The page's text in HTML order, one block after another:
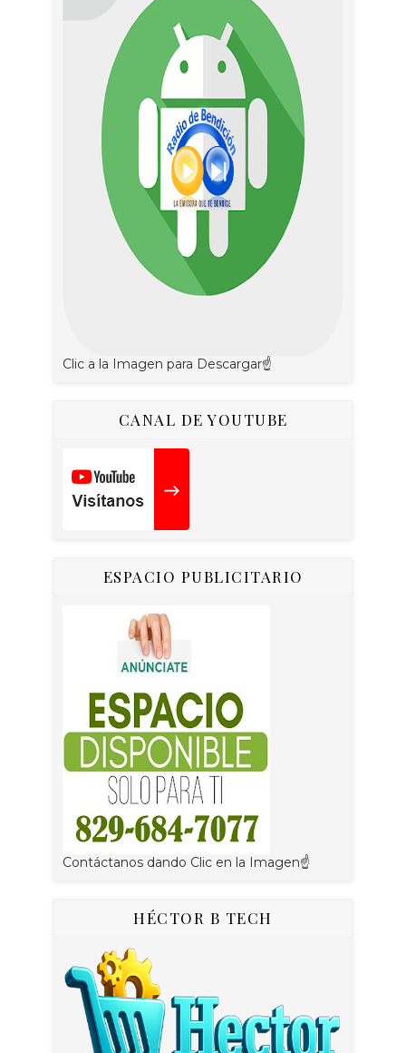
Clic a la Imagen para Descargar☝
CANAL DE YOUTUBE
ESPACIO PUBLICITARIO
Contáctanos dando Clic en la Imagen☝
HÉCTOR B TECH